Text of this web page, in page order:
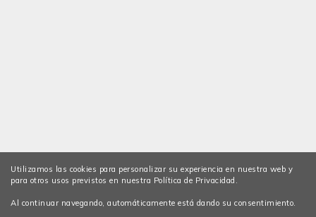
Utilizamos las cookies para personalizar su experiencia en nuestra web y
para otros usos previstos en nuestra Política de Privacidad.
Al continuar navegando, automáticamente está dando su consentimiento.